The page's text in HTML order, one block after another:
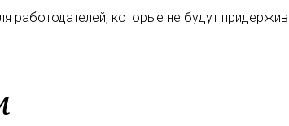
работодателей, которые не будут